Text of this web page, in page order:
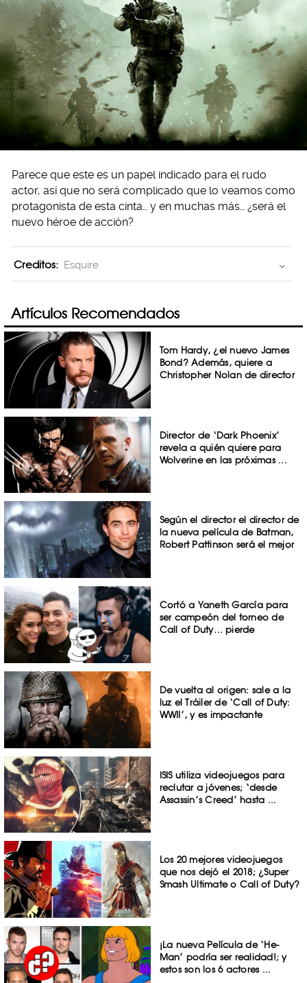
Parece que este es un papel indicado para el rudo
actor, así que no será complicado que lo veamos como
protagonista de esta cinta… y en muchas más… ¿será el
nuevo héroe de acción?
Creditos: Esquire
Artículos Recomendados
Tom Hardy, ¿el nuevo James
Bond? Además, quiere a
Christopher Nolan de director
Director de ‘Dark Phoenix’
revela a quién quiere para
Wolverine en las próximas ...
Según el director el director de
la nueva película de Batman,
Robert Pattinson será el mejor
Cortó a Yaneth García para
ser campeón del torneo de
Call of Duty… pierde
De vuelta al origen: sale a la
luz el Tráiler de ‘Call of Duty:
WWII’, y es impactante
ISIS utiliza videojuegos para
reclutar a jóvenes; ‘desde
Assassin’s Creed’ hasta ...
Los 20 mejores videojuegos
que nos dejó el 2018; ¿Super
Smash Ultimate o Call of Duty?
¡La nueva Película de ‘He-
Man’ podría ser realidad!; y
estos son los 6 actores ...